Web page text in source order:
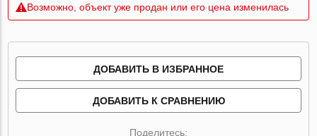
Возможно, объект уже продан или его цена изменилась
ДОБАВИТЬ В ИЗБРАННОЕ
ДОБАВИТЬ К СРАВНЕНИЮ
Поделитесь: